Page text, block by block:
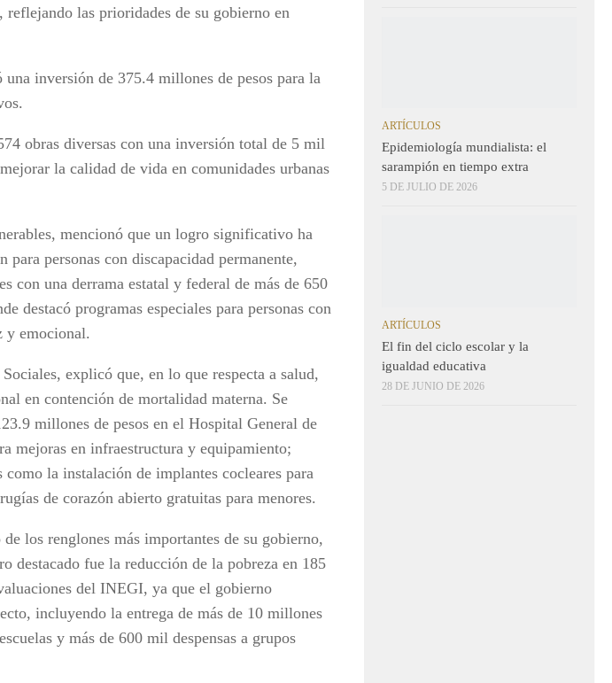
las prioridades de su gobierno en
inversión de 375.4 millones de pesos para la
obras diversas con una inversión total de 5 mil
la calidad de vida en comunidades urbanas
mencionó que un logro significativo ha
personas con discapacidad permanente,
con una derrama estatal y federal de más de 650
destacó programas especiales para personas con
y emocional.
explicó que, en lo que respecta a salud,
en contención de mortalidad materna. Se
millones de pesos en el Hospital General de
mejoras en infraestructura y equipamiento;
como la instalación de implantes cocleares para
de corazón abierto gratuitas para menores.
los renglones más importantes de su gobierno,
destacado fue la reducción de la pobreza en 185
del INEGI, ya que el gobierno
incluyendo la entrega de más de 10 millones
y más de 600 mil despensas a grupos
ARTÍCULOS
Epidemiología mundialista: el
sarampión en tiempo extra
5 DE JULIO DE 2026
ARTÍCULOS
El fin del ciclo escolar y la
igualdad educativa
28 DE JUNIO DE 2026